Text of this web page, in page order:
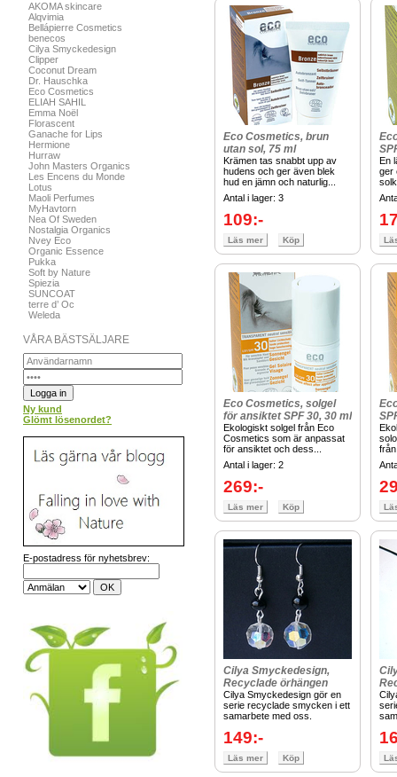
AKOMA skincare
Alqvimia
Bellápierre Cosmetics
benecos
Cilya Smyckedesign
Clipper
Coconut Dream
Dr. Hauschka
Eco Cosmetics
ELIAH SAHIL
Emma Noël
Florascent
Ganache for Lips
Hermione
Hurraw
John Masters Organics
Les Encens du Monde
Lotus
Maoli Perfumes
MyHavtorn
Nea Of Sweden
Nostalgia Organics
Nvey Eco
Organic Essence
Pukka
Soft by Nature
Spiezia
SUNCOAT
terre d’ Oc
Weleda
VÅRA BÄSTSÄLJARE
Ny kund
Glömt lösenordet?
E-postadress för nyhetsbrev:
Eco Cosmetics, brun
utan sol, 75 ml
Krämen tas snabbt upp av
hudens och ger även blek
hud en jämn och naturlig...
Antal i lager: 3
109:-
Läs mer Köp
En
ger
Eco Cosmetics, solgel
för ansiktet SPF 30, 30 ml
Ekologiskt solgel från Eco
Cosmetics som är anpassat
för ansiktet och dess...
Antal i lager: 2
269:-
Läs mer Köp
Cilya Smyckedesign,
Recyclade örhängen
Cilya Smyckedesign gör en
serie recyclade smycken i ett
samarbete med oss.
149:-
Läs mer Köp